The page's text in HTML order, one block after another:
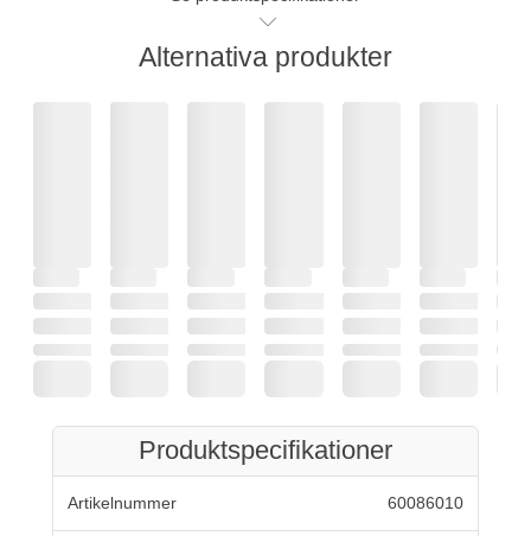
Alternativa produkter
Produktspecifikationer
Artikelnummer 60086010